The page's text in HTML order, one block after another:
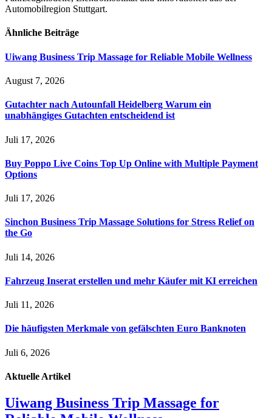
Automobilregion Stuttgart.
Ähnliche Beiträge
Uiwang Business Trip Massage for Reliable Mobile Wellness
August 7, 2026
Gutachter nach Autounfall Heidelberg Warum ein
unabhängiges Gutachten entscheidend ist
Juli 17, 2026
Buy Poppo Live Coins Top Up Online with Multiple Payment
Options
Juli 17, 2026
Sinchon Business Trip Massage Solutions for Stress Relief on
the Go
Juli 14, 2026
Fahrzeug Inserat erstellen und mehr Käufer mit KI erreichen
Juli 11, 2026
Die häufigsten Merkmale von gefälschten Euro Banknoten
Juli 6, 2026
Aktuelle Artikel
Uiwang Business Trip Massage for